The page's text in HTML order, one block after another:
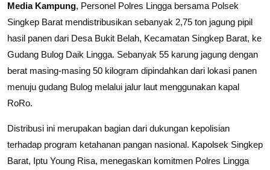
Media Kampung, Personel Polres Lingga bersama Polsek
Singkep Barat mendistribusikan sebanyak 2,75 ton jagung pipil
hasil panen dari Desa Bukit Belah, Kecamatan Singkep Barat, ke
Gudang Bulog Daik Lingga. Sebanyak 55 karung jagung dengan
berat masing-masing 50 kilogram dipindahkan dari lokasi panen
menuju gudang Bulog melalui jalur laut menggunakan kapal
RoRo.
Distribusi ini merupakan bagian dari dukungan kepolisian
terhadap program ketahanan pangan nasional. Kapolsek Singkep
Barat, Iptu Young Risa, menegaskan komitmen Polres Lingga